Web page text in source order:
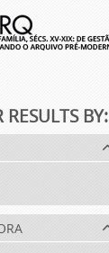
BY: